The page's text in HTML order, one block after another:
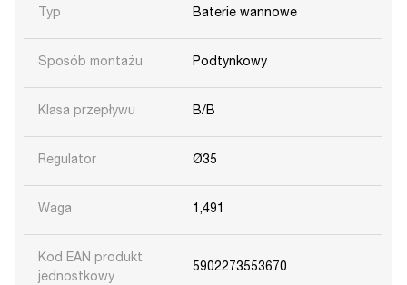
Typ Baterie wannowe
Sposób montażu Podtynkowy
Klasa przepływu B/B
Regulator Ø35
Waga 1,491
Kod EAN produkt
jednostkowy
5902273553670